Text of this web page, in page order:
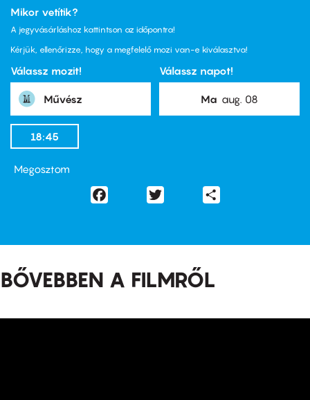
Mikor vetítik?
A jegyvásárláshoz kattintson az időpontra!
Kérjük, ellenőrizze, hogy a megfelelő mozi van-e kiválasztva!
Válassz mozit!
Művész
Válassz napot!
Ma aug. 08
18:45
Megosztom
Facebook
BŐVEBBEN A FILMRŐL